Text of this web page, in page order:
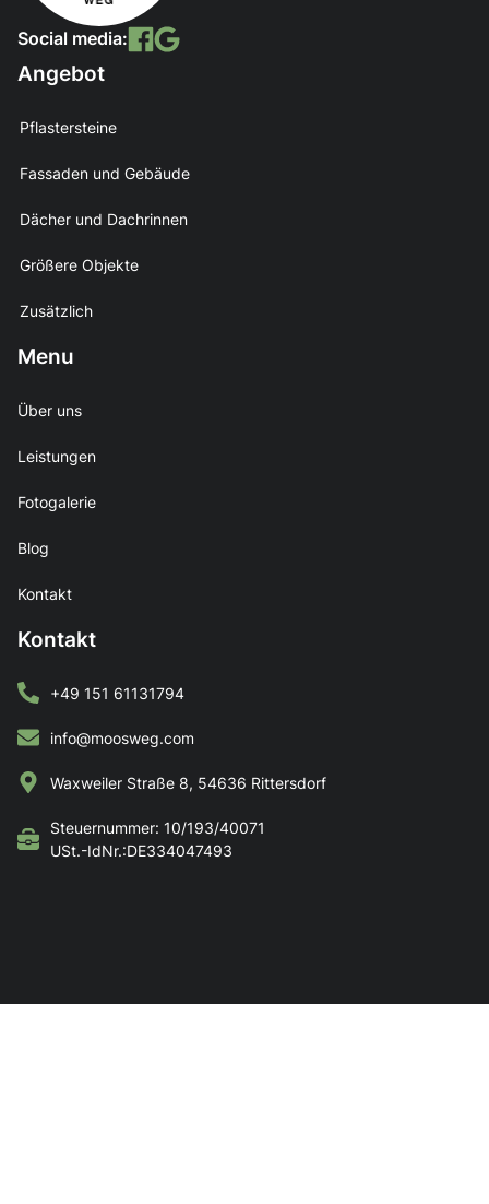
Social media:
Angebot
Pflastersteine
Fassaden und Gebäude
Dächer und Dachrinnen
Größere Objekte
Zusätzlich
Menu
Über uns
Leistungen
Fotogalerie
Blog
Kontakt
Kontakt
+49 151 61131794
info@moosweg.com
Waxweiler Straße 8, 54636 Rittersdorf
Steuernummer: 10/193/40071
USt.-IdNr.:DE334047493